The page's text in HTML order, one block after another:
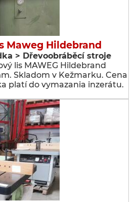
Maweg Hildebrand
> Dřevoobráběcí stroje
lis MAWEG Hildebrand
Skladom v Kežmarku. Cena
platí do vymazania inzerátu.